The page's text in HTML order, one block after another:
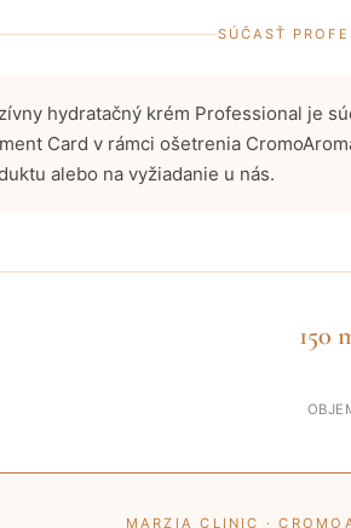
SÚČASŤ
hydratačný krém Professional je
Card v rámci ošetrenia
alebo na vyžiadanie u nás.
150
MARZIA CLINIC ·